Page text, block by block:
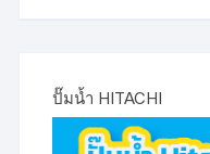
ปั๊มน้ำ HITACHI